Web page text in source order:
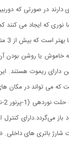
اما نوری که ایجاد
خاموش یا روشن
ریموت هستند.
می تواند در مکان
قبلی خود باز